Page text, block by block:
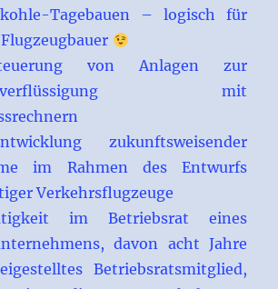
Tagebauen – logisch für
von Anlagen zur
mit
zukunftsweisender
im Rahmen des Entwurfs
Verkehrsflugzeuge
im Betriebsrat eines
davon acht Jahre
Betriebsratsmitglied,